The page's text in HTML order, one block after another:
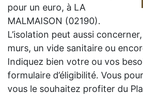
pour un euro, à LA
MALMAISON (02190).
L’isolation peut aussi
murs, un vide sanitaire ou
Indiquez bien votre ou vos
formulaire d’éligibilité. Vous
vous le souhaitez profiter du